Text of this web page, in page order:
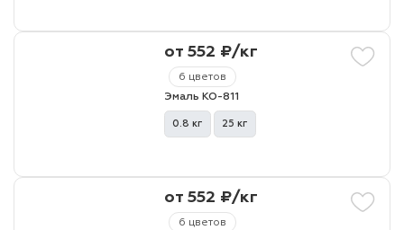
6 цветов
от 552 ₽/кг
Эмаль КО-811
0.8 кг 25 кг
6 цветов
от 552 ₽/кг